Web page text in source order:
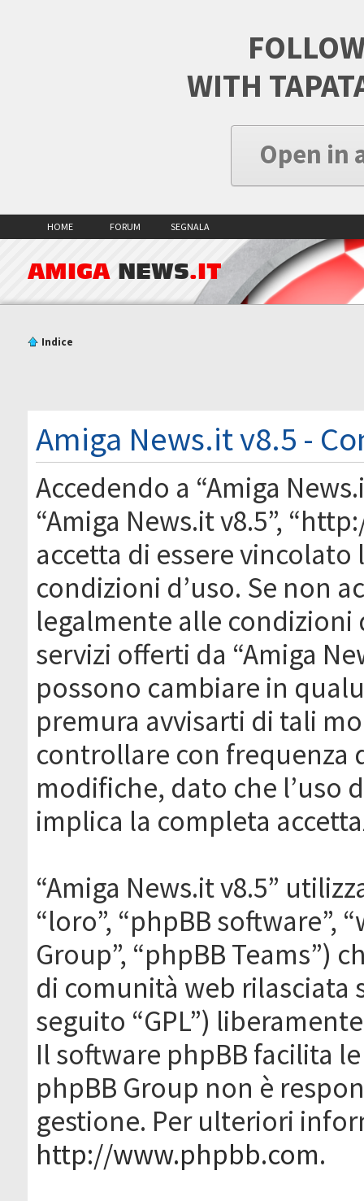
WITH
Open in
HOME FORUM SEGNALA
AMIGA NEWS.IT
Indice
Amiga News.it v8.5 -
Accedendo a “Amiga
“Amiga News.it v8.5”,
accetta di essere
condizioni d’uso. Se non
legalmente alle condizioni
servizi offerti da “Amiga
possono cambiare in
premura avvisarti di tali
controllare con frequenza
modifiche, dato che l’uso
implica la completa
“Amiga News.it v8.5”
“loro”, “phpBB software”,
Group”, “phpBB Teams”)
di comunità web rilasciata
seguito “GPL”)
Il software phpBB facilita
phpBB Group non è
gestione. Per ulteriori
http://www.phpbb.com.